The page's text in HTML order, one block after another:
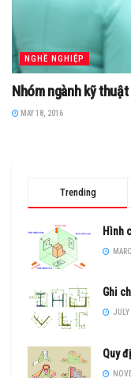
NGHỀ NGHIỆP
Nhóm ngành kỹ
MAY 18, 2016
Trending
Hình
Ghi
Quy